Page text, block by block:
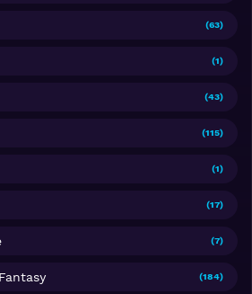
(63)
(1)
(43)
(115)
(1)
(17)
(7)
(184)